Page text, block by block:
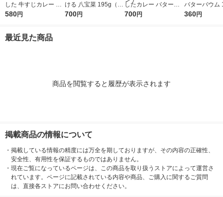
した 牛すじカレー 18
0g（1人前） 1セット
580円
ける 八宝菜 195g（1
人前） 1セット（1袋×
700円
したカレー バターチ
キン 180g（1人前） 1
700円
バターバウム
（1個×2） 良
360円
最近見た商品
商品を閲覧すると履歴が表示されます
掲載商品の情報について
・ 掲載している情報の精度には万全を期しておりますが、その内容の正確性、
安全性、有用性を保証するものではありません。
・ 現在ご覧になっているページは、この商品を取り扱うストアによって運営さ
れています。ページに記載されている内容や商品、ご購入に関するご質問
は、直接各ストアにお問い合わせください。